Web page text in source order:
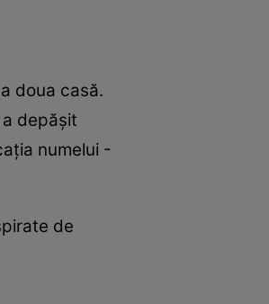
doua casă.
depășit
numelui -
de